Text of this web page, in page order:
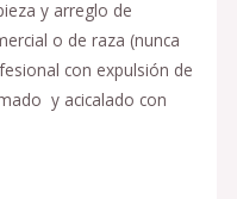
y arreglo de
o de raza (nunca
con expulsión de
y acicalado con